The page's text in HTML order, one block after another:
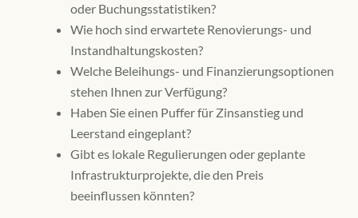
oder Buchungsstatistiken?
Wie hoch sind erwartete Renovierungs- und
Instandhaltungskosten?
Welche Beleihungs- und Finanzierungsoptionen
stehen Ihnen zur Verfügung?
Haben Sie einen Puffer für Zinsanstieg und
Leerstand eingeplant?
Gibt es lokale Regulierungen oder geplante
Infrastrukturprojekte, die den Preis
beeinflussen könnten?